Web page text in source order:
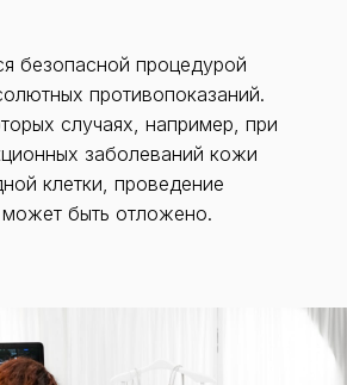
безопасной процедурой
противопоказаний.
случаях, например, при
заболеваний кожи
клетки, проведение
быть отложено.